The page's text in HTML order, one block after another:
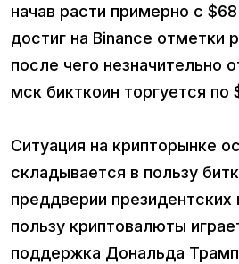
начав расти примерно с
достиг на Binance отметки
после чего незначительно
мск бикткоин торгуется по
Ситуация на крипторынке
складывается в пользу
преддверии
пользу криптовалюты
поддержка Дональда